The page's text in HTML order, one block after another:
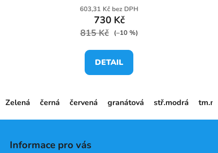
603,31 Kč bez DPH
730 Kč
815 Kč (–10 %)
DETAIL
Zelená černá červená granátová stř.modrá
Informace pro vás